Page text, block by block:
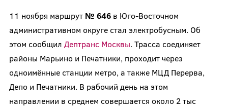
11 ноября маршрут № 646в Юго-Восточном
административном округе стал электробусным. Об
этом сообщил Дептранс Москвы. Трасса соединяет
районы Марьино и Печатники, проходит через
одноимённые станции метро, а также МЦД Перерва,
Депо и Печатники. В рабочий день на этом
направлении в среднем совершается около 2 тыс